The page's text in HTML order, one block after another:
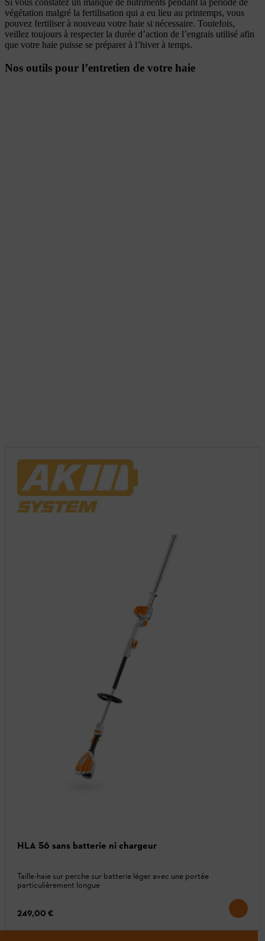
Si vous constatez un manque de nutriments pendant la période de
végétation malgré la fertilisation qui a eu lieu au printemps, vous
pouvez fertiliser à nouveau votre haie si nécessaire. Toutefois,
veillez toujours à respecter la durée d’action de l’engrais utilisé afin
que votre haie puisse se préparer à l’hiver à temps.
Nos outils pour l’entretien de votre haie
HLA 56 sans batterie ni chargeur
Taille-haie sur perche sur batterie léger avec une portée
particulièrement longue
249,00 €